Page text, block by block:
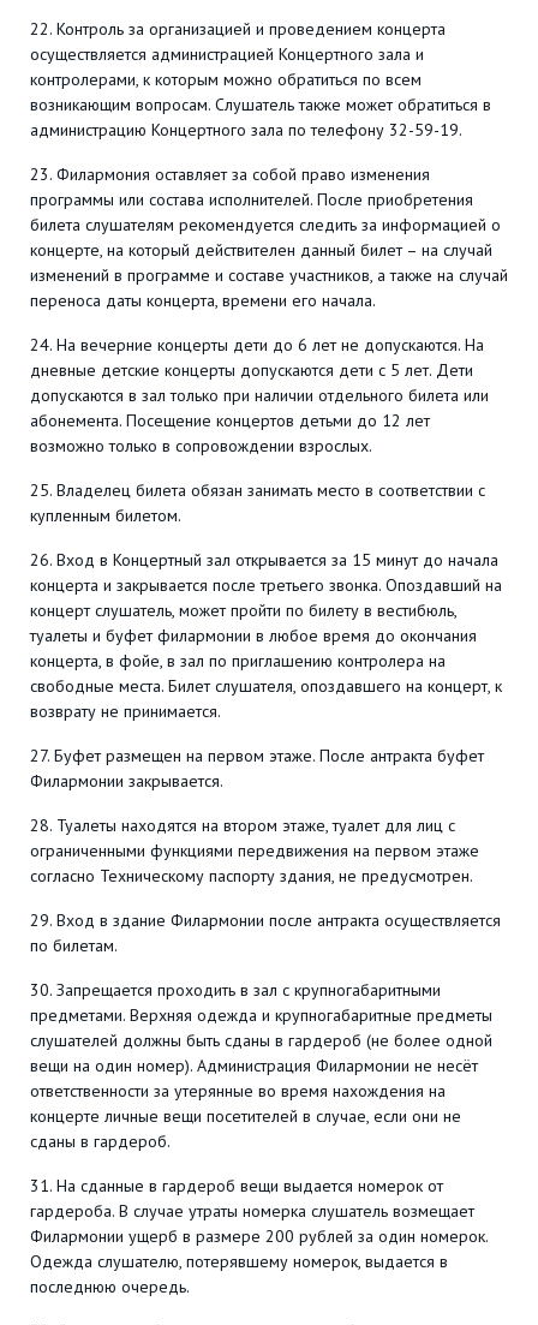
22. Контроль за организацией и проведением концерта
осуществляется администрацией Концертного зала и
контролерами, к которым можно обратиться по всем
возникающим вопросам. Слушатель также может обратиться в
администрацию Концертного зала по телефону 32-59-19.
23. Филармония оставляет за собой право изменения
программы или состава исполнителей. После приобретения
билета слушателям рекомендуется следить за информацией о
концерте, на который действителен данный билет – на случай
изменений в программе и составе участников, а также на случай
переноса даты концерта, времени его начала.
24. На вечерние концерты дети до 6 лет не допускаются. На
дневные детские концерты допускаются дети с 5 лет. Дети
допускаются в зал только при наличии отдельного билета или
абонемента. Посещение концертов детьми до 12 лет
возможно только в сопровождении взрослых.
25. Владелец билета обязан занимать место в соответствии с
купленным билетом.
26. Вход в Концертный зал открывается за 15 минут до начала
концерта и закрывается после третьего звонка. Опоздавший на
концерт слушатель, может пройти по билету в вестибюль,
туалеты и буфет филармонии в любое время до окончания
концерта, в фойе, в зал по приглашению контролера на
свободные места. Билет слушателя, опоздавшего на концерт, к
возврату не принимается.
27. Буфет размещен на первом этаже. После антракта буфет
Филармонии закрывается.
28. Туалеты находятся на втором этаже, туалет для лиц с
ограниченными функциями передвижения на первом этаже
согласно Техническому паспорту здания, не предусмотрен.
29. Вход в здание Филармонии после антракта осуществляется
по билетам.
30. Запрещается проходить в зал с крупногабаритными
предметами. Верхняя одежда и крупногабаритные предметы
слушателей должны быть сданы в гардероб (не более одной
вещи на один номер). Администрация Филармонии не несёт
ответственности за утерянные во время нахождения на
концерте личные вещи посетителей в случае, если они не
сданы в гардероб.
31. На сданные в гардероб вещи выдается номерок от
гардероба. В случае утраты номерка слушатель возмещает
Филармонии ущерб в размере 200 рублей за один номерок.
Одежда слушателю, потерявшему номерок, выдается в
последнюю очередь.